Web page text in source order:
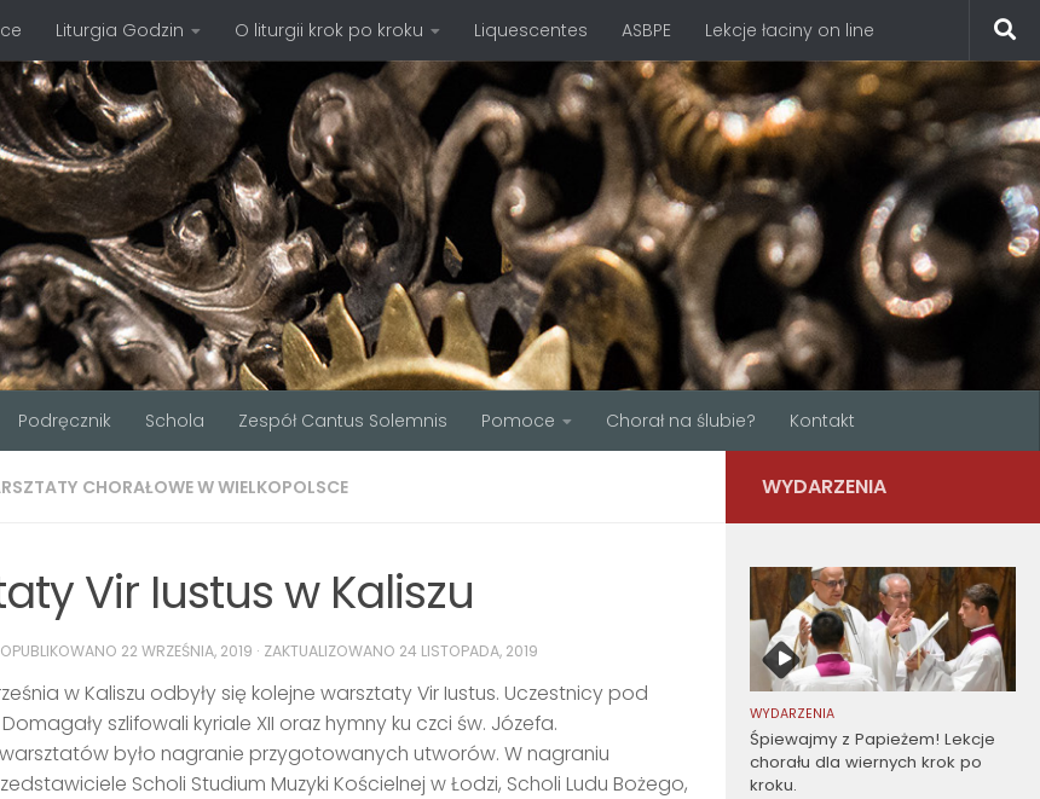
Liturgia Godzin O liturgii krok po kroku Liquescentes ASBPE Lekcje łaciny on line
Podręcznik Schola Zespół Cantus Solemnis Pomoce Chorał na ślubie? Kontakt
CHORAŁOWE W WIELKOPOLSCE
Vir Iustus w Kaliszu
OPUBLIKOWANO 22 WRZEŚNIA, 2019 · ZAKTUALIZOWANO 24 LISTOPADA, 2019
w Kaliszu odbyły się kolejne warsztaty Vir Iustus. Uczestnicy pod
szlifowali kyriale XII oraz hymny ku czci św. Józefa.
było nagranie przygotowanych utworów. W nagraniu
Scholi Studium Muzyki Kościelnej w Łodzi, Scholi Ludu Bożego,
WYDARZENIA
WYDARZENIA
Śpiewajmy z Papieżem! Lekcje
chorału dla wiernych krok po
kroku.